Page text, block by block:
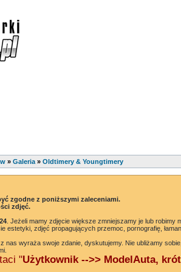
» Galeria » Oldtimery & Youngtimery
zgodne z poniższymi zaleceniami.
zdjęć.
. Jeżeli mamy zdjęcie większe zmniejszamy je lub robimy
estetyki, zdjęć propagujących przemoc, pornografię,
wyraża swoje zdanie, dyskutujemy. Nie ubliżamy
"Użytkownik -->> ModelAuta,